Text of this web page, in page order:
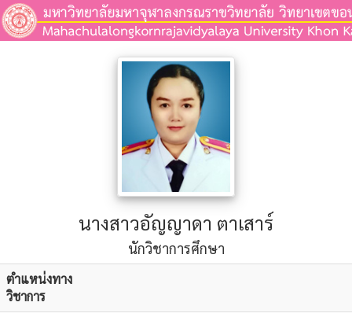
นางสาวอัญญาดา ตาเสาร์
นักวิชาการศึกษา
ตำแหน่งทาง
วิชาการ